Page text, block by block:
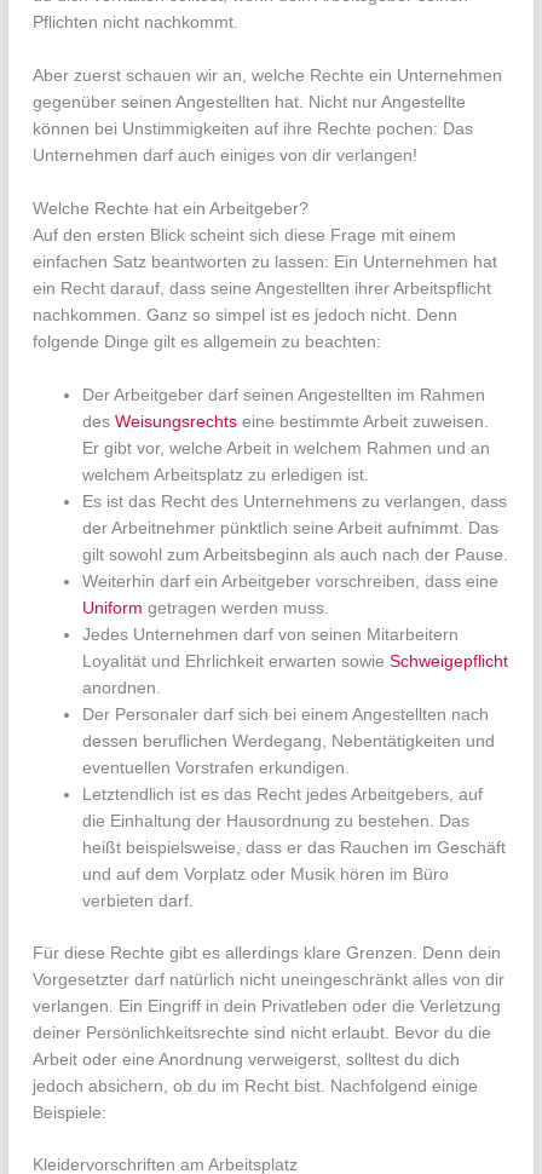
Pflichten nicht nachkommt.
Aber zuerst schauen wir an, welche Rechte ein Unternehmen
gegenüber seinen Angestellten hat. Nicht nur Angestellte
können bei Unstimmigkeiten auf ihre Rechte pochen: Das
Unternehmen darf auch einiges von dir verlangen!
Welche Rechte hat ein Arbeitgeber?
Auf den ersten Blick scheint sich diese Frage mit einem
einfachen Satz beantworten zu lassen: Ein Unternehmen hat
ein Recht darauf, dass seine Angestellten ihrer Arbeitspflicht
nachkommen. Ganz so simpel ist es jedoch nicht. Denn
folgende Dinge gilt es allgemein zu beachten:
Der Arbeitgeber darf seinen Angestellten im Rahmen
desWeisungsrechts eine bestimmte Arbeit zuweisen.
Er gibt vor, welche Arbeit in welchem Rahmen und an
welchem Arbeitsplatz zu erledigen ist.
Es ist das Recht des Unternehmens zu verlangen, dass
der Arbeitnehmer pünktlich seine Arbeit aufnimmt. Das
gilt sowohl zum Arbeitsbeginn als auch nach der Pause.
Weiterhin darf ein Arbeitgeber vorschreiben, dass eine
Uniform getragen werden muss.
Jedes Unternehmen darf von seinen Mitarbeitern
Loyalität und Ehrlichkeit erwarten sowieSchweigepflicht
anordnen.
Der Personaler darf sich bei einem Angestellten nach
dessen beruflichen Werdegang, Nebentätigkeiten und
eventuellen Vorstrafen erkundigen.
Letztendlich ist es das Recht jedes Arbeitgebers, auf
die Einhaltung der Hausordnung zu bestehen. Das
heißt beispielsweise, dass er das Rauchen im Geschäft
und auf dem Vorplatz oder Musik hören im Büro
verbieten darf.
Für diese Rechte gibt es allerdings klare Grenzen. Denn dein
Vorgesetzter darf natürlich nicht uneingeschränkt alles von dir
verlangen. Ein Eingriff in dein Privatleben oder die Verletzung
deiner Persönlichkeitsrechte sind nicht erlaubt. Bevor du die
Arbeit oder eine Anordnung verweigerst, solltest du dich
jedoch absichern, ob du im Recht bist. Nachfolgend einige
Beispiele:
Kleidervorschriften am Arbeitsplatz